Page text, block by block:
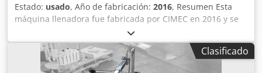
Estado: usado, Año de fabricación: 2016, Resumen Esta
máquina llenadora fue fabricada por CIMEC en 2016 y se
suministra con una tapadora Arol. La máquina tiene una
capacidad de 1.800 botellas por hora, procesa botellas de
0,33 l a 0,75 l y se encuentra en muy buenas condiciones.
La máquina puede ser inspeccionada personalmente en
Clasificado